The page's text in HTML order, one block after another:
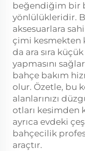
beğendiğim bir
yönlülükleridir.
aksesuarlara
çimi kesmekten
da ara sıra
yapmasını
bahçe bakım
olur. Özetle, bu
alanlarınızı
otları kesimden
ayrıca evdeki
bahçecilik
araçtır.